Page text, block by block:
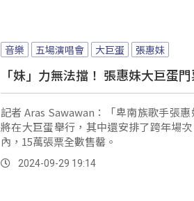
音樂 五場演唱會 大巨蛋 張惠妹
「妹」力無法擋！ 張惠妹大巨蛋
記者 Aras Sawawan：「卑南族歌手張
將在大巨蛋舉行，其中還安排了跨年場
內，15萬張票全數售罄。